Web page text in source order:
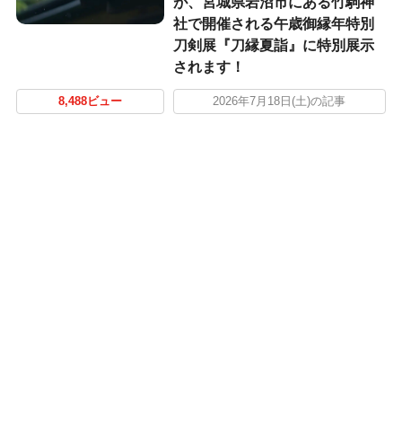
社で開催される午歳御縁年特別
刀剣展『刀縁夏詣』に特別展示
されます！
8,488ビュー 2026年7月18日(土)の記事